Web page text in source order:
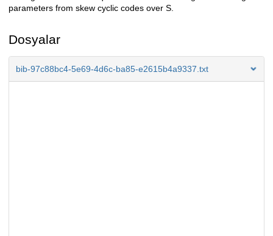
parameters from skew cyclic codes over S.
Dosyalar
bib-97c88bc4-5e69-4d6c-ba85-e2615b4a9337.txt